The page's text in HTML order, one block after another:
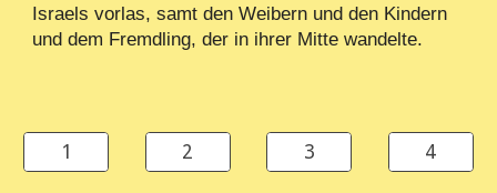
Israels vorlas, samt den Weibern und den Kindern
und dem Fremdling, der in ihrer Mitte wandelte.
1 2 3 4